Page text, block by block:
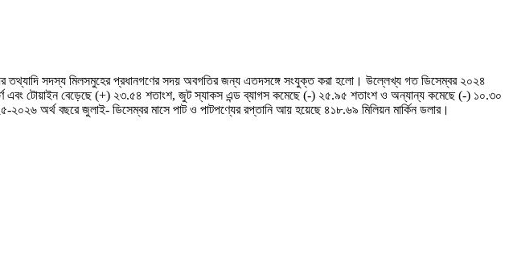
তথ্যাদি সদস্য মিলসমুহের প্রধানগণের সদয় অবগতির জন্য এতদসঙ্গে সংযুক্ত করা হলো। উল্লেখ্য গত ডিসেম্বর ২০২৪
এবং টোয়াইন বেড়েছে (+) ২৩.৫৪ শতাংশ, জুট স্যাকস এন্ড ব্যাগস কমেছে (-) ২৫.৯৫ শতাংশ ও অন্যান্য কমেছে (-) ১০.৩০
অর্থ বছরে জুলাই- ডিসেম্বর মাসে পাট ও পাটপণ্যের রপ্তানি আয় হয়েছে ৪১৮.৬৯ মিলিয়ন মার্কিন ডলার।